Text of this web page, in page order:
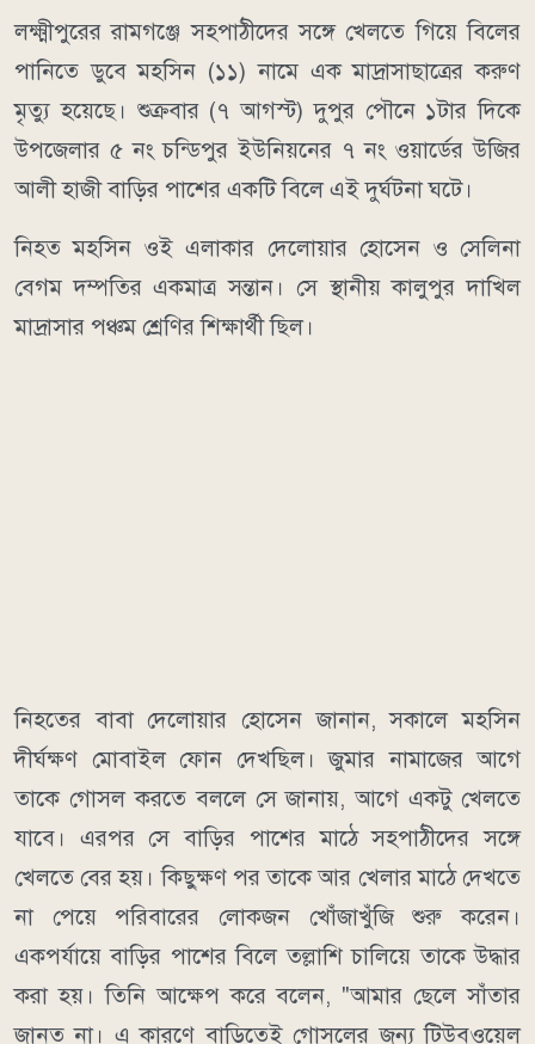
লক্ষ্মীপুরের রামগঞ্জে সহপাঠীদের সঙ্গে খেলতে গিয়ে বিলের
পানিতে ডুবে মহসিন (১১) নামে এক মাদ্রাসাছাত্রের করুণ
মৃত্যু হয়েছে। শুক্রবার (৭ আগস্ট) দুপুর পৌনে ১টার দিকে
উপজেলার ৫ নং চন্ডিপুর ইউনিয়নের ৭ নং ওয়ার্ডের উজির
আলী হাজী বাড়ির পাশের একটি বিলে এই দুর্ঘটনা ঘটে।
নিহত মহসিন ওই এলাকার দেলোয়ার হোসেন ও সেলিনা
বেগম দম্পতির একমাত্র সন্তান। সে স্থানীয় কালুপুর দাখিল
মাদ্রাসার পঞ্চম শ্রেণির শিক্ষার্থী ছিল।
নিহতের বাবা দেলোয়ার হোসেন জানান, সকালে মহসিন
দীর্ঘক্ষণ মোবাইল ফোন দেখছিল। জুমার নামাজের আগে
তাকে গোসল করতে বললে সে জানায়, আগে একটু খেলতে
যাবে। এরপর সে বাড়ির পাশের মাঠে সহপাঠীদের সঙ্গে
খেলতে বের হয়। কিছুক্ষণ পর তাকে আর খেলার মাঠে দেখতে
না পেয়ে পরিবারের লোকজন খোঁজাখুঁজি শুরু করেন।
একপর্যায়ে বাড়ির পাশের বিলে তল্লাশি চালিয়ে তাকে উদ্ধার
করা হয়। তিনি আক্ষেপ করে বলেন, "আমার ছেলে সাঁতার
জানত না। এ কারণে বাড়িতেই গোসলের জন্য টিউবওয়েল